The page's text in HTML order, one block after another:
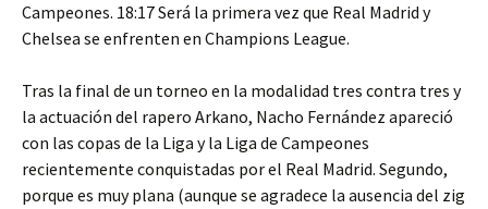
Campeones. 18:17 Será la primera vez que Real Madrid y
Chelsea se enfrenten en Champions League.
Tras la final de un torneo en la modalidad tres contra tres y
la actuación del rapero Arkano, Nacho Fernández apareció
con las copas de la Liga y la Liga de Campeones
recientemente conquistadas por el Real Madrid. Segundo,
porque es muy plana (aunque se agradece la ausencia del zig